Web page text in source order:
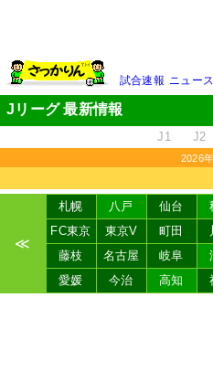
試合速報 ニュース
Jリーグ 最新情報
J1 J2
2026年
≪
札幌 八戸 仙台
FC東京
東京V 町田
藤枝
名古屋 岐阜
愛媛
今治 高知